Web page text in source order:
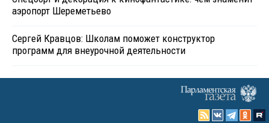
аэропорт Шереметьево
Сергей Кравцов: Школам поможет конструктор
программ для внеурочной деятельности